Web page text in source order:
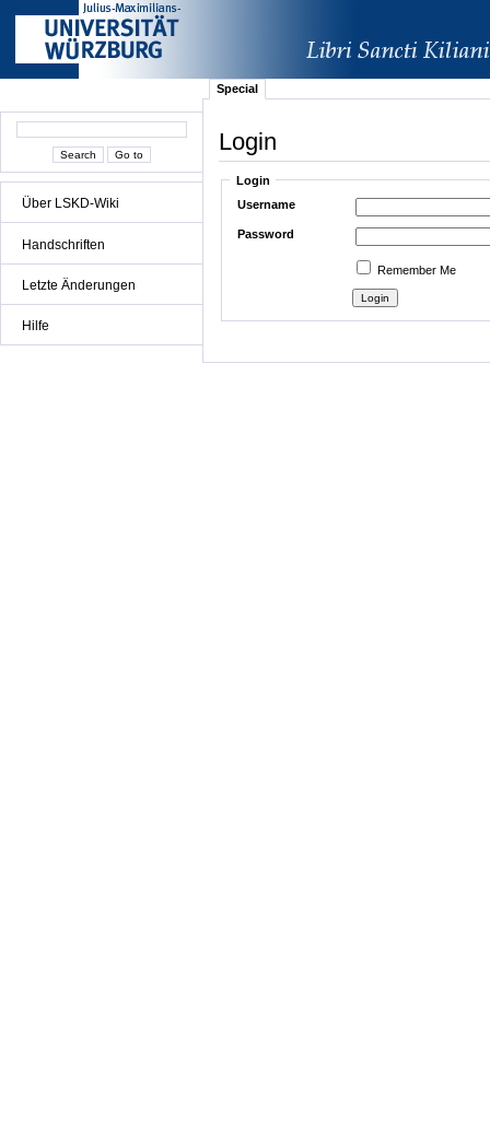
Über LSKD-Wiki
Handschriften
Letzte Änderungen
Hilfe
Special
Login
Login
Username
Password
Remember Me